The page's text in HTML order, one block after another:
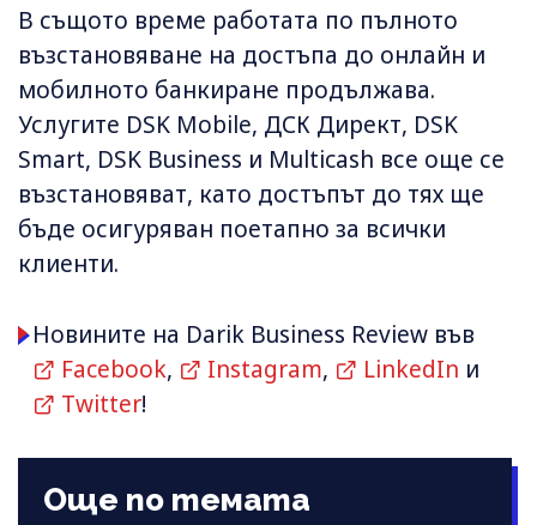
В същото време работата по пълното
възстановяване на достъпа до онлайн и
мобилното банкиране продължава.
Услугите DSK Mobile, ДСК Директ, DSK
Smart, DSK Business и Multicash все още се
възстановяват, като достъпът до тях ще
бъде осигуряван поетапно за всички
клиенти.
Новините на Darik Business Review във
Facebook, Instagram, LinkedIn и
Twitter!
Още по темата